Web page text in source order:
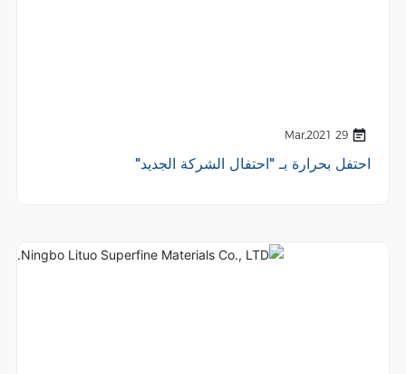
29 Mar,2021
احتفل بحرارة بـ "احتفال الشركة الجديد"